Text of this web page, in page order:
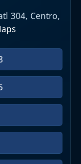
304, Centro,